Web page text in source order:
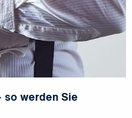
so werden Sie